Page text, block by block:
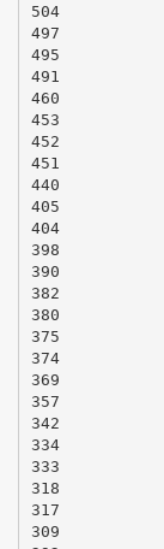
504
497
495
491
460
453
452
451
440
405
404
398
390
382
380
375
374
369
357
342
334
333
318
317
309